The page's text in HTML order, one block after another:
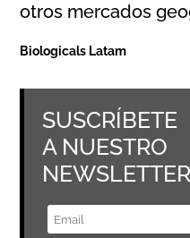
otros mercados
Biologicals Latam
SUSCRÍBETE
A NUESTRO
NEWSLETTER